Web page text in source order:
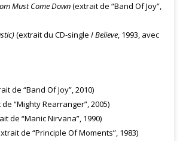
Must Come Down(extrait de “Band Of Joy”,
(extrait du CD-single I Believe, 1993, avec
de “Band Of Joy”, 2010)
“Mighty Rearranger”, 2005)
de “Manic Nirvana”, 1990)
de “Principle Of Moments”, 1983)